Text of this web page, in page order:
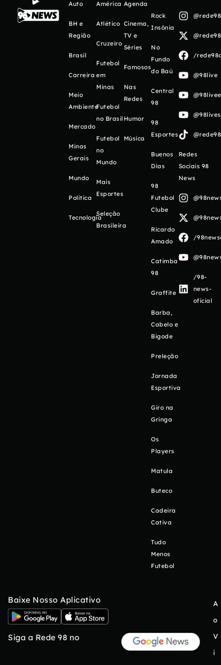
Auto
BH e
Região
Brasil
Carreira
Meio
Ambiente
Mercado
Minas
Gerais
Mundo
Política
Tecnologia
América
Atlético
Cruzeiro
Futebol
em
Minas
Futebol
no Brasil
Futebol
no
Mundo
Mais
Esportes
Seleção
Brasileira
Agenda
Cinema,
TV e
Séries
Famosos
Nas
Redes
Humor
Música
Rock
Insônia
No
Fundo
do Baú
Central
98
98
Esportes
Buenos
Días
98
Futebol
Clube
Ricardo
Amado
Catimba
98
Graffite
Barba,
Cabelo e
Bigode
Preleção
Jornada
Esportiva
Giro na
Gringa
Os
Players
Matula
Buteco
Cadeira
Cativa
Tudo
Menos
Futebol
/
@98live
Redes
Sociais 98
News
/
/98-
news-
oficial
Baixe Nosso Aplicativo
Siga a Rede 98 no
A
o
V
i